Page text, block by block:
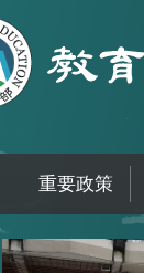
重要政策